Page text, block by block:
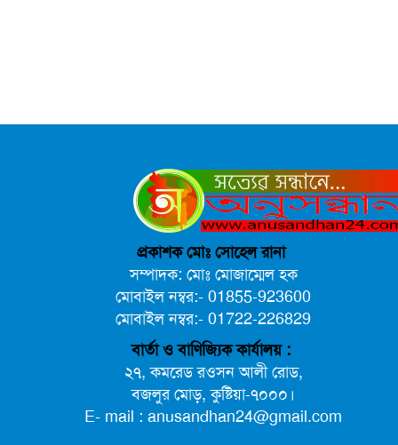
বৈষম্যবিরোধী ছাত্র আন্দোলনের সাধারণ সম্পাদকের পদত্যাগ
প্রকাশক মোঃ সোহেল রানা
সম্পাদক: মোঃ মোজাম্মেল হক
মোবাইল নম্বর:- 01855-923600
মোবাইল নম্বর:- 01722-226829
বার্তা ও বাণিজ্যিক কার্যালয় :
২৭, কমরেড রওসন আলী রোড,
বজলুর মোড়, কুষ্টিয়া-৭০০০।
E- mail : anusandhan24@gmail.com